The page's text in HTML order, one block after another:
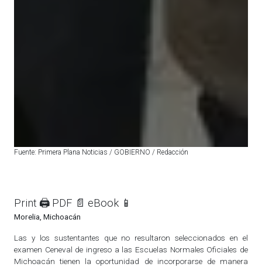
Fuente: Primera Plana Noticias / GOBIERNO / Redacción
Print 🖨 PDF 📄 eBook 📱
Morelia, Michoacán
Las y los sustentantes que no resultaron seleccionados en el
examen Ceneval de ingreso a las Escuelas Normales Oficiales de
Michoacán tienen la oportunidad de incorporarse de manera